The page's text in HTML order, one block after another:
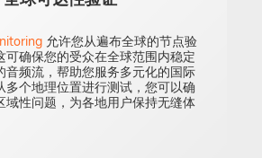
允许您从遍布全球的节点验
可确保您的受众在全球范围内稳定
音频流，帮助您服务多元化的国际
多个地理位置进行测试，您可以确
域性问题，为各地用户保持无缝体